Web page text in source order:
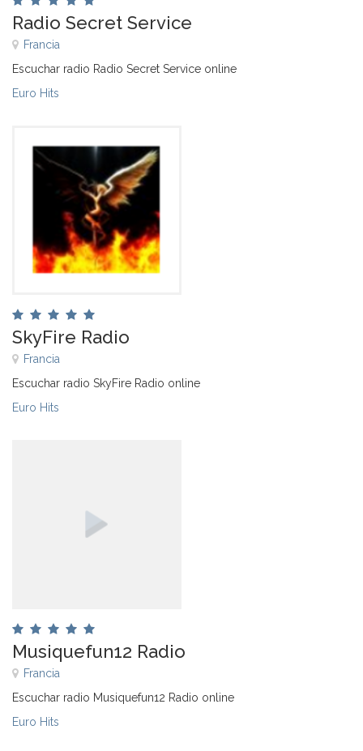
Radio Secret Service
Francia
Escuchar radio Radio Secret Service online
Euro Hits
SkyFire Radio
Francia
Escuchar radio SkyFire Radio online
Euro Hits
Musiquefun12 Radio
Francia
Escuchar radio Musiquefun12 Radio online
Euro Hits